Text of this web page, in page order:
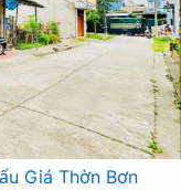
Giá Thờn Bơn